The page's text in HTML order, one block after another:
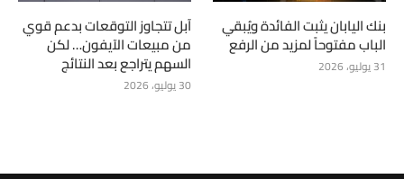
بنك اليابان يثبت الفائدة ويُبقي
الباب مفتوحاً لمزيد من الرفع
31 يوليو، 2026
آبل تتجاوز التوقعات بدعم قوي
من مبيعات الآيفون… لكن
السهم يتراجع بعد النتائج
30 يوليو، 2026